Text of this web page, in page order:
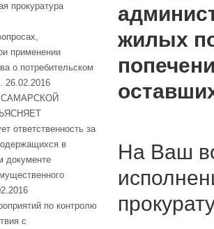
прокуратура
применении
о потребительском
26.02.2016
САМАРСКОЙ
ответственность за
в
документе
по контролю
с
жилых
На Ваш